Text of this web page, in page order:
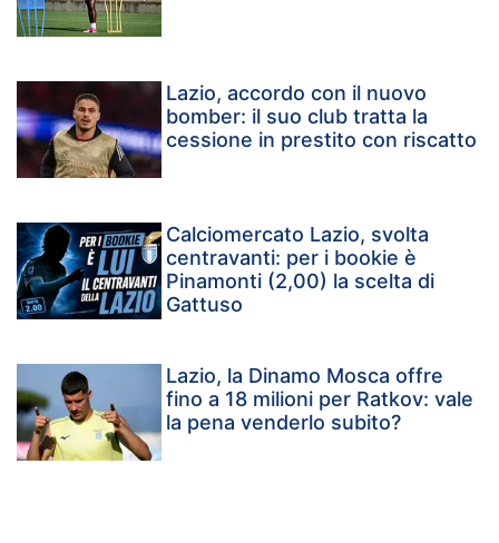
Lazio, accordo con il nuovo
bomber: il suo club tratta la
cessione in prestito con riscatto
Calciomercato Lazio, svolta
centravanti: per i bookie è
Pinamonti (2,00) la scelta di
Gattuso
Lazio, la Dinamo Mosca offre
fino a 18 milioni per Ratkov: vale
la pena venderlo subito?